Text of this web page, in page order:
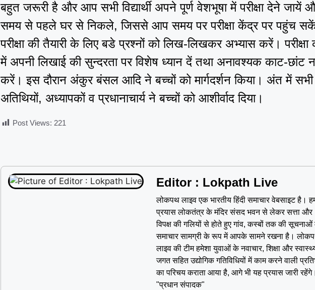
बहुत जरूरी है और आप सभी विद्यार्थी अपने पूर्ण वेशभूषा में परीक्षा देने जायें
समय से पहले घर से निकले, जिससे आप समय पर परीक्षा केंद्र पर पहुंच
परीक्षा की तैयारी के लिए बडे प्रश्नों को लिख-लिखकर अभ्यास करें। परीक्षा
में अपनी लिखाई की सुन्दरता पर विशेष ध्यान दें तथा अनावश्यक काट-छांट न
करें। इस दौरान अंकुर बंसल आदि ने बच्चों को मार्गदर्शन किया। अंत में सभी
अतिथियों, अध्यापकों व प्रधानाचार्य ने बच्चों को आशीर्वाद दिया।
Post Views: 221
Editor : Lokpath Live
लोकपथ लाइव एक भारतीय हिंदी समाचार वेबसाइट है।
प्रयास लोकतंत्र के मंदिर संसद भवन से लेकर सत्ता और
विपक्ष की गलियों से होते हुए गांव, कस्बों तक की सूचनाओं
समाचार सामग्री के रूप में आपके सामने रखना है।
लाइव की टीम हमेशा युवाओं के नवाचार, शिक्षा और
जगत सहित उद्योगिक गतिविधियों में काम करने वाली
का परिचय कराता आया है, आगे भी यह प्रयास जारी रहेंगे।
"प्रधान संपादक"